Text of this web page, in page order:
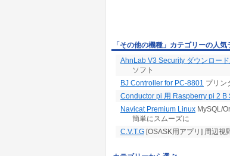
「その他の機種」カテゴリーの人気
AhnLab V3 Security ダウンロー
ソフト
BJ Controller for PC-8801 プリン
Conductor pi 用 Raspberry pi 2 B
Navicat Premium Linux MySQL/
簡単にスムーズに
C.V.T.G [OSASK用アプリ] 周辺視